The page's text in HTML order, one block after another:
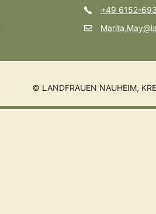
+49 6152-
© LANDFRAUEN NAUHEIM,